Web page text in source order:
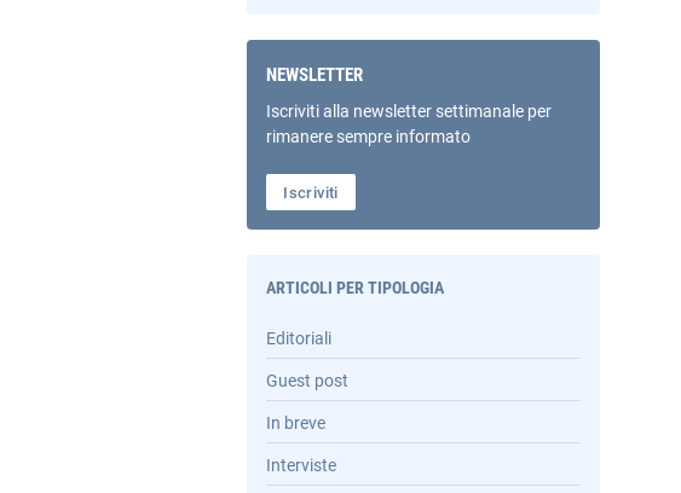
NEWSLETTER
Iscriviti alla newsletter settimanale per
rimanere sempre informato
Iscriviti
ARTICOLI PER TIPOLOGIA
Editoriali
Guest post
In breve
Interviste